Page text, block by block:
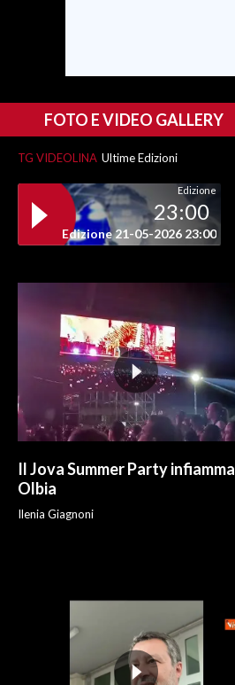
3 MINUTI CON
INSULARITÀ
INFO AZIENDE
ANNUNCI
PUBBLICITÀ
SPIAGGE
FOTO E VIDEO GALLERY
TG VIDEOLINA Ultime Edizioni
Edizione
23:00
Edizione 21-05-2026 23:00
Il Jova Summer Party infiamma
Olbia
Ilenia Giagnoni